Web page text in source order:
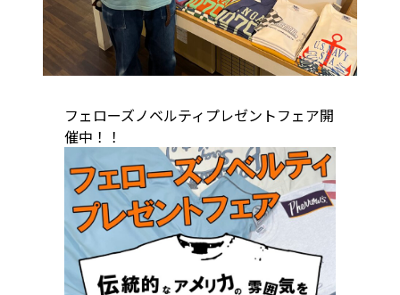
フェローズノベルティプレゼントフェア開
催中！！